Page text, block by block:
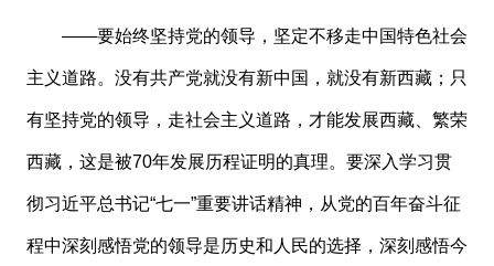
——要始终坚持党的领导，坚定不移走中国特色社会
主义道路。没有共产党就没有新中国，就没有新西藏；只
有坚持党的领导，走社会主义道路，才能发展西藏、繁荣
西藏，这是被70年发展历程证明的真理。要深入学习贯
彻习近平总书记“七一”重要讲话精神，从党的百年奋斗征
程中深刻感悟党的领导是历史和人民的选择，深刻感悟今